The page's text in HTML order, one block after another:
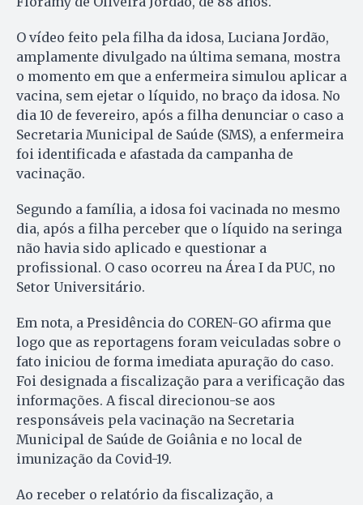
O vídeo feito pela filha da idosa, Luciana Jordão,
amplamente divulgado na última semana, mostra
o momento em que a enfermeira simulou aplicar a
vacina, sem ejetar o líquido, no braço da idosa. No
dia 10 de fevereiro, após a filha denunciar o caso a
Secretaria Municipal de Saúde (SMS), a enfermeira
foi identificada e afastada da campanha de
vacinação.
Segundo a família, a idosa foi vacinada no mesmo
dia, após a filha perceber que o líquido na seringa
não havia sido aplicado e questionar a
profissional. O caso ocorreu na Área I da PUC, no
Setor Universitário.
Em nota, a Presidência do COREN-GO afirma que
logo que as reportagens foram veiculadas sobre o
fato iniciou de forma imediata apuração do caso.
Foi designada a fiscalização para a verificação das
informações. A fiscal direcionou-se aos
responsáveis pela vacinação na Secretaria
Municipal de Saúde de Goiânia e no local de
imunização da Covid-19.
Ao receber o relatório da fiscalização, a